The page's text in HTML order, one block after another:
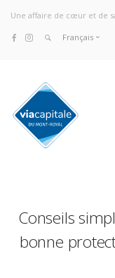
Une affaire de cœur et de
Français
Conseils
bonne